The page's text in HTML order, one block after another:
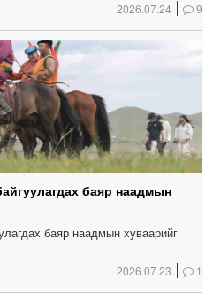
2026.07.24 9
баяр наадмын
баяр наадмын хуваарийг
2026.07.23 1